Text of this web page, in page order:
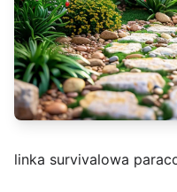
linka survivalowa